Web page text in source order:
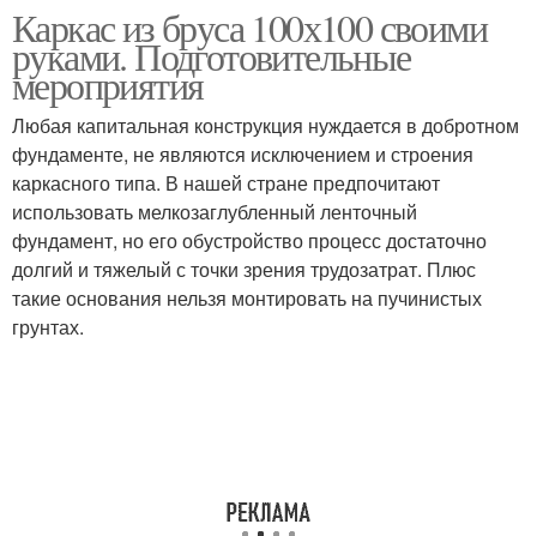
Каркас из бруса 100х100 своими
руками. Подготовительные
мероприятия
Любая капитальная конструкция нуждается в добротном
фундаменте, не являются исключением и строения
каркасного типа. В нашей стране предпочитают
использовать мелкозаглубленный ленточный
фундамент, но его обустройство процесс достаточно
долгий и тяжелый с точки зрения трудозатрат. Плюс
такие основания нельзя монтировать на пучинистых
грунтах.